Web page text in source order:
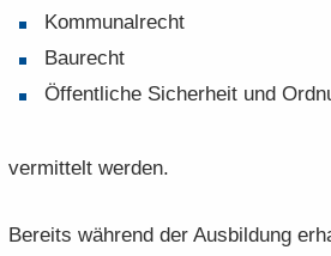
Kom­mu­nal­recht
Bau­recht
Öf­fent­li­che Si­cher­heit und
ver­mit­telt wer­den.
Be­reits wäh­rend der Aus­bil­dung